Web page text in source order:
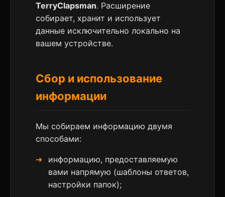
TerryClapsman. Расширение
собирает, хранит и использует
данные исключительно локально на
вашем устройстве.
Сбор и использование
информации
Мы собираем информацию двумя
способами:
информацию, предоставляемую
вами напрямую (шаблоны ответов,
настройки папок);